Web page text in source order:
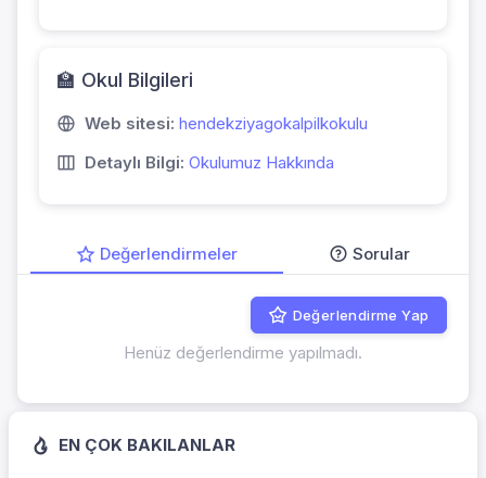
🏫 Okul Bilgileri
Web sitesi: hendekziyagokalpilkokulu
Detaylı Bilgi: Okulumuz Hakkında
Değerlendirmeler Sorular
Değerlendirme Yap
Henüz değerlendirme yapılmadı.
EN ÇOK BAKILANLAR